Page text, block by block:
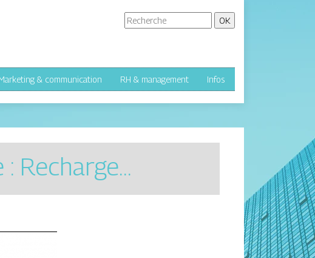
& communication RH & management Infos
Recharge…